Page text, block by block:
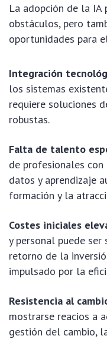
La adopción de la IA
obstáculos, pero
oportunidades para
Integración
los sistemas
requiere soluciones
robustas.
Falta de talento
de profesionales con
datos y aprendizaje
formación y la
Costes iniciales
y personal puede ser
retorno de la
impulsado por la
Resistencia al
mostrarse reacios a
gestión del cambio,